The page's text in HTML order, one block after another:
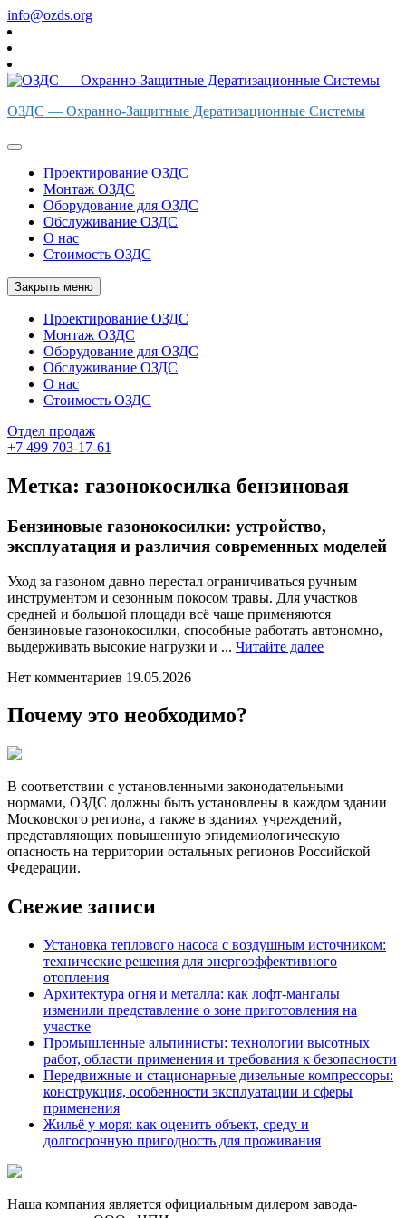
Перейти
к
содержимому
info@ozds.org
ОЗДС — Охранно-Защитные Дератизационные Системы
Проектирование ОЗДС
Монтаж ОЗДС
Оборудование для ОЗДС
Обслуживание ОЗДС
О нас
Стоимость ОЗДС
Закрыть меню
Проектирование ОЗДС
Монтаж ОЗДС
Оборудование для ОЗДС
Обслуживание ОЗДС
О нас
Стоимость ОЗДС
Отдел продаж
+7 499 703-17-61
Метка: газонокосилка бензиновая
Бензиновые газонокосилки: устройство,
эксплуатация и различия современных моделей
Уход за газоном давно перестал ограничиваться ручным
инструментом и сезонным покосом травы. Для участков
средней и большой площади всё чаще применяются
бензиновые газонокосилки, способные работать автономно,
выдерживать высокие нагрузки и ... Читайте далееЧитайте
Нет комментариев 19.05.2026
Почему это необходимо?
В соответствии с установленными законодательными
нормами, ОЗДС должны быть установлены в каждом здании
Московского региона, а также в зданиях учреждений,
представляющих повышенную эпидемиологическую
опасность на территории остальных регионов Российской
Федерации.
Свежие записи
Установка теплового насоса с воздушным источником:
технические решения для энергоэффективного
отопления
Архитектура огня и металла: как лофт-мангалы
изменили представление о зоне приготовления на
участке
Промышленные альпинисты: технологии высотных
работ, области применения и требования к безопасности
Передвижные и стационарные дизельные компрессоры:
конструкция, особенности эксплуатации и сферы
применения
Жильё у моря: как оценить объект, среду и
долгосрочную пригодность для проживания
Наша компания является официальным дилером завода-